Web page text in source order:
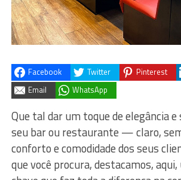
Facebook Twitter Pinterest
Email
WhatsApp
Que tal dar um toque de elegância
seu bar ou restaurante — claro,
conforto e comodidade dos seus
que você procura, destacamos,